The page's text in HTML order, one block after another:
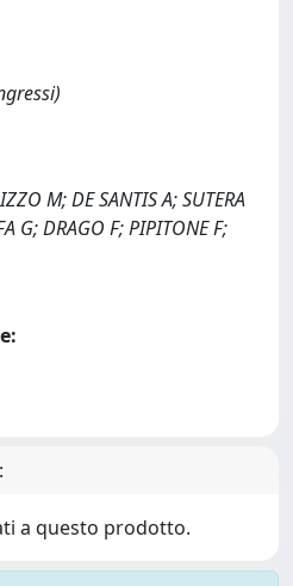
M; DE SANTIS A; SUTERA
G; DRAGO F; PIPITONE F;
a questo prodotto.